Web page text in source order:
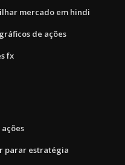
mercado em hindi
de ações
fx
parar estratégia